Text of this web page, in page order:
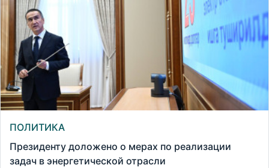
ПОЛИТИКА
Президенту доложено о мерах по реализации
задач в энергетической отрасли